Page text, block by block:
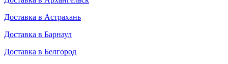
Доставка в Астрахань
Доставка в Барнаул
Доставка в Белгород